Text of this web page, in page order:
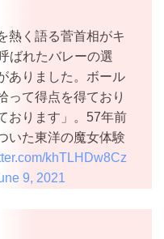
熱く語る菅首相がキ
ばれたバレーの選
ありました。ボール
って得点を得ており
おります」。57年前
いた東洋の魔女体験
khTLHDw8Cz
9, 2021